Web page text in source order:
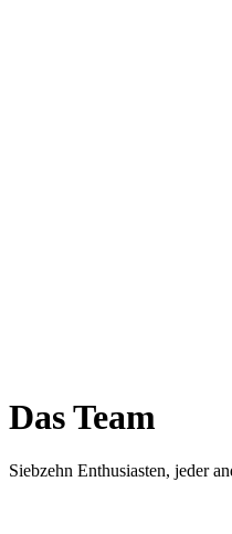
Das Team
Siebzehn Enthusiasten, jeder